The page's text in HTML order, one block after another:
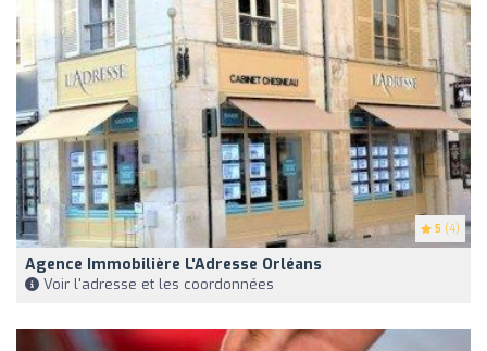
5 (4)
Agence Immobilière L'Adresse Orléans
Voir l'adresse et les coordonnées